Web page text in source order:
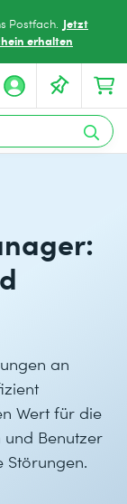
Postfach. Jetzt
erhalten
an
Wert für die
Benutzer
Störungen.